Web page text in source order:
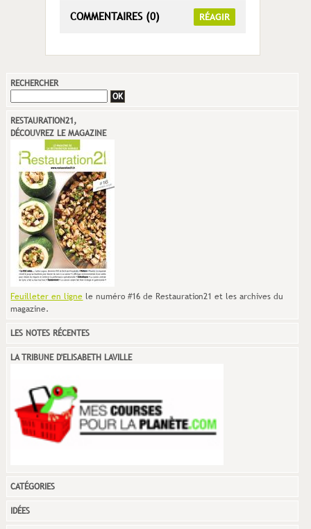
COMMENTAIRES (0) RÉAGIR
RECHERCHER
RESTAURATION21,
DÉCOUVREZ LE MAGAZINE
Feuilleter en ligne le numéro #16 de Restauration21 et les archives du
magazine.
LES NOTES RÉCENTES
LA TRIBUNE D'ELISABETH LAVILLE
CATÉGORIES
IDÉES